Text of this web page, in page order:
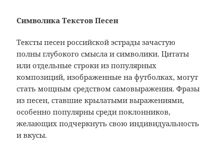
Символика Текстов Песен
Тексты песен российской эстрады зачастую
полны глубокого смысла и символики. Цитаты
или отдельные строки из популярных
композиций, изображенные на футболках, могут
стать мощным средством самовыражения. Фразы
из песен, ставшие крылатыми выражениями,
особенно популярны среди поклонников,
желающих подчеркнуть свою индивидуальность
и вкусы.